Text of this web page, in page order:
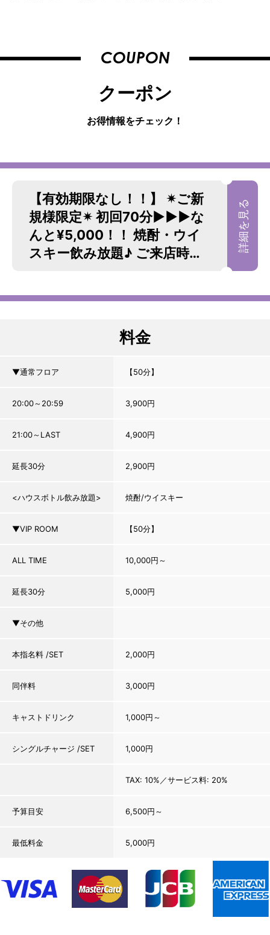
COUPON
クーポン
お得情報をチェック！
【有効期限なし！！】 ✴︎ご新
規様限定✴︎ 初回70分▶︎▶︎▶︎な
んと¥5,000！！ 焼酎・ウイ
スキー飲み放題♪ ご来店時、
料金
▼通常フロア 【50分】
20:00～20:59 3,900円
21:00～LAST 4,900円
延長30分 2,900円
<ハウスボトル飲み放題> 焼酎/ウイスキー
▼VIP ROOM 【50分】
ALL TIME 10,000円～
延長30分 5,000円
▼その他
本指名料 /SET 2,000円
同伴料 3,000円
キャストドリンク 1,000円～
シングルチャージ /SET 1,000円
TAX: 10%／サービス料: 20%
予算目安 6,500円～
最低料金 5,000円